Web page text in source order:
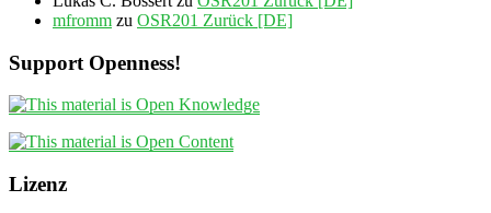
mfromm zu OSR201 Zurück [DE]
Support Openness!
Lizenz